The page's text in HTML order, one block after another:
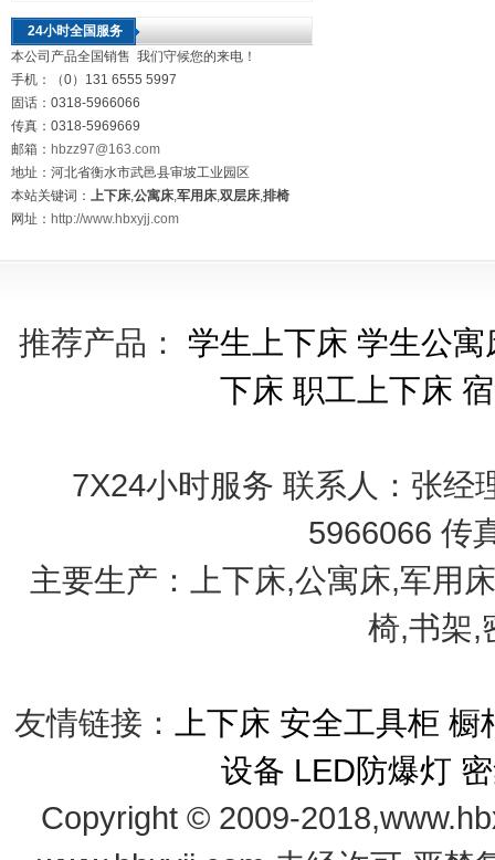
24小时全国服务
本公司产品全国销售 我们守候您的来电！
手机：（0）131 6555 5997
固话：0318-5966066
传真：0318-5969669
邮箱： hbzz97@163.com
地址：河北省衡水市武邑县审坡工业园区
本站关键词： 上下床,公寓床,军用床,双层床,排椅
网址： http://www.hbxyjj.com
推荐产品： 学生上下床 学生公寓
下床 职工上下床
7X24小时服务 联系人：张经
5966066 传
主要生产：上下床,公寓床,军用
椅,书架,
友情链接： 上下床 安全工具柜 橱
设备 LED防爆灯
Copyright © 2009-